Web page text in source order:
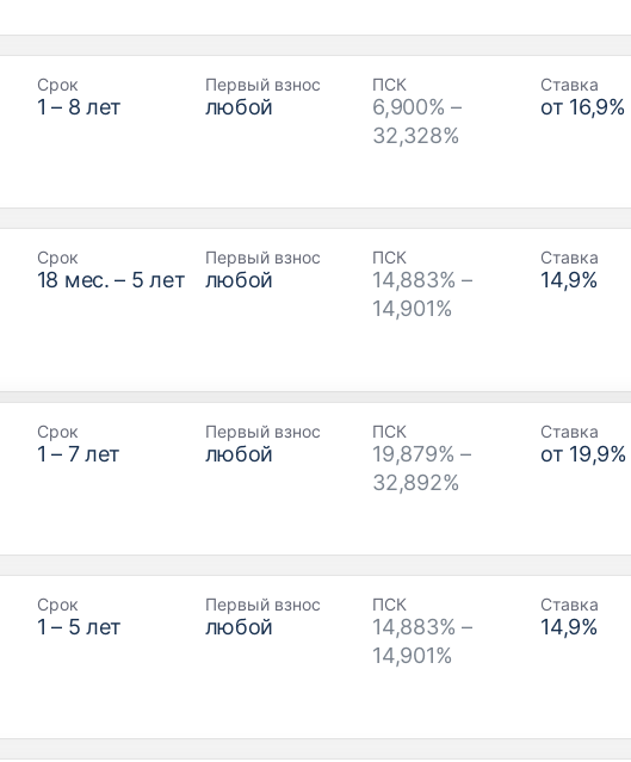
Срок
1 – 8 лет
Первый взнос
любой
ПСК
6,900% –
32,328%
Ставка
от 16,9%
Срок
18 мес. – 5 лет
Первый взнос
любой
ПСК
14,883% –
14,901%
Ставка
14,9%
Срок
1 – 7лет
Первый взнос
любой
ПСК
19,879% –
32,892%
Ставка
от 19,9%
Срок
1 – 5 лет
Первый взнос
любой
ПСК
14,883% –
14,901%
Ставка
14,9%